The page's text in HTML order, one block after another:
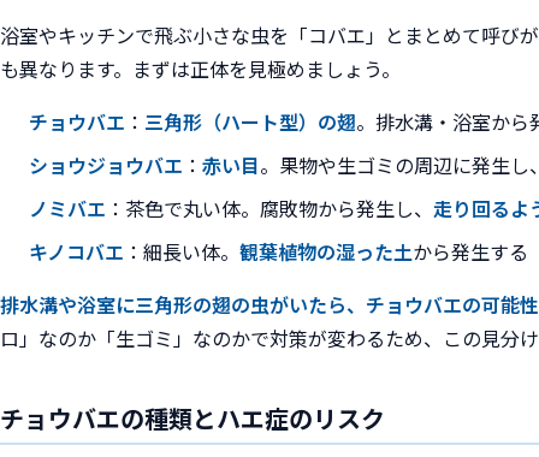
浴室やキッチンで飛ぶ小さな虫を「コバエ」とまとめて呼び
も異なります。まずは正体を見極めましょう。
チョウバエ ： 三角形（ハート型）の翅。排水溝・浴室から
ショウジョウバエ ： 赤い目。果物や生ゴミの周辺に発生し
ノミバエ ：茶色で丸い体。腐敗物から発生し、 走り回るよ
キノコバエ ：細長い体。 観葉植物の湿った土から発生する
排水溝や浴室に三角形の翅の虫がいたら、チョウバエの可能
ロ」なのか「生ゴミ」なのかで対策が変わるため、この見分
チョウバエの種類とハエ症のリスク